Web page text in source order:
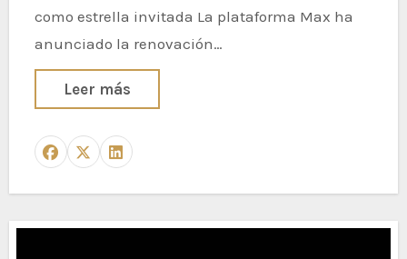
como estrella invitada La plataforma Max ha
anunciado la renovación…
Leer más